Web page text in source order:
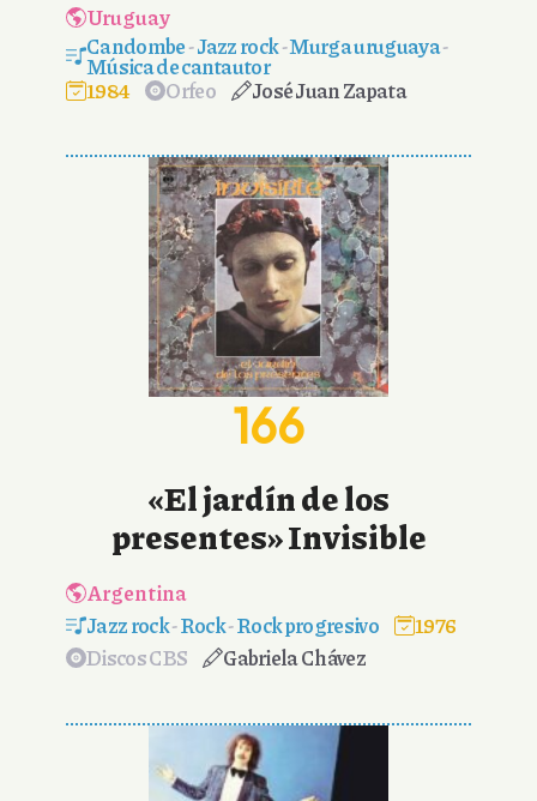
Uruguay
Candombe-Jazz rock-Murga uruguaya-
Música de cantautor
1984
Orfeo José Juan Zapata
166
«El jardín de los
presentes» Invisible
Argentina
Jazz rock-Rock-Rock progresivo
1976
Discos CBS
Gabriela Chávez